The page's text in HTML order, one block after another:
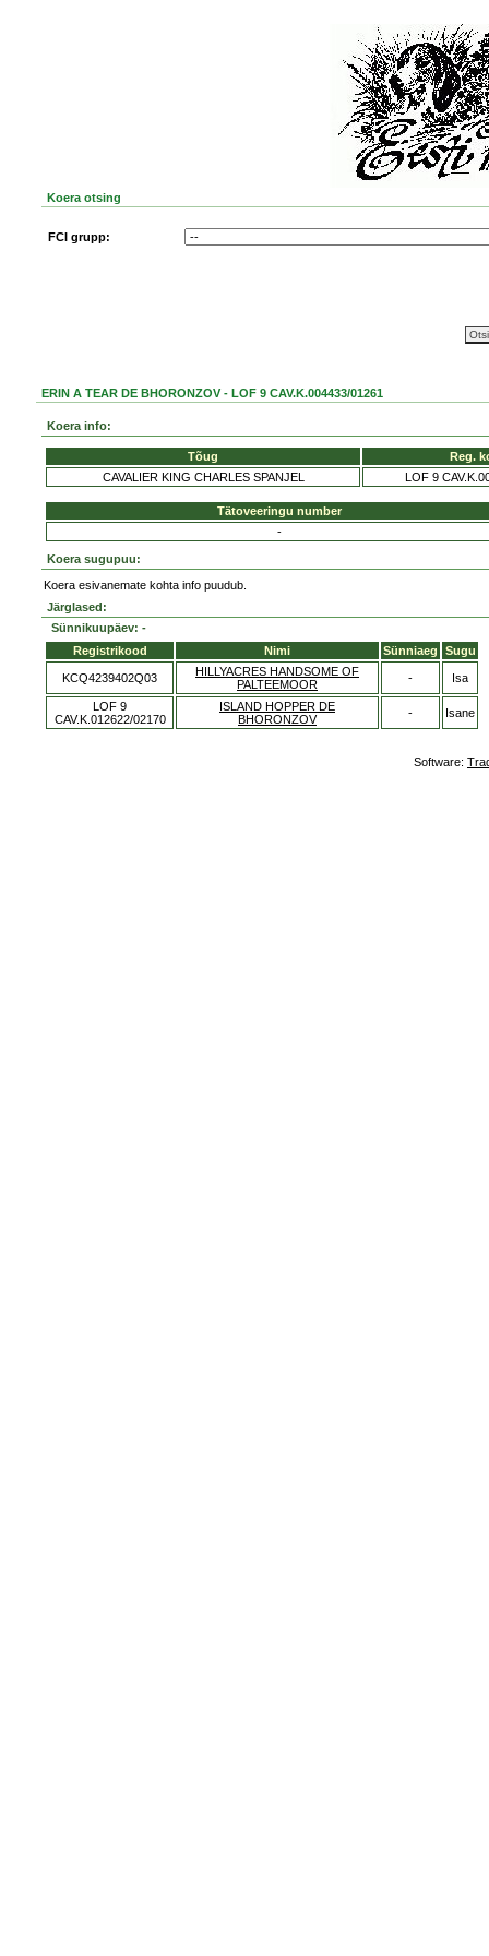
Koera otsing
FCI grupp:
ERIN A TEAR DE BHORONZOV - LOF 9 CAV.K.004433/01261
Koera info:
Tõug
Reg.
CAVALIER KING CHARLES SPANJEL
LOF 9
Tätoveeringu number
-
Koera sugupuu:
Koera esivanemate kohta info puudub.
Järglased:
Sünnikuupäev: -
Registrikood
Nimi Sünniaeg Sugu
KCQ4239402Q03
HILLYACRES HANDSOME OF
PALTEEMOOR
- Isa
LOF 9
CAV.K.012622/02170
ISLAND HOPPER DE
BHORONZOV
- Isane
Software: